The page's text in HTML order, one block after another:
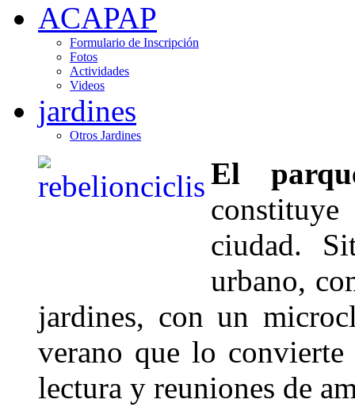
ACAPAP
Formulario de Inscripción
Fotos
Actividades
Videos
jardines
Otros Jardines
El
ciudad.
urbano,
jardines, con un
verano que lo
lectura y reuniones de